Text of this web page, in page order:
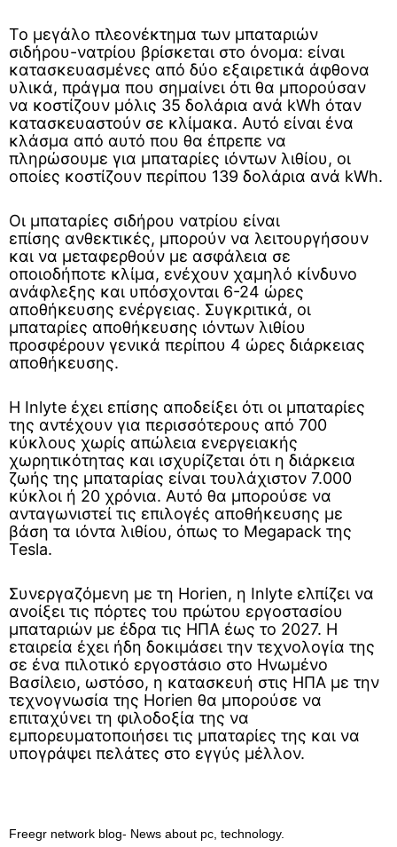
Το μεγάλο πλεονέκτημα των μπαταριών
σιδήρου-νατρίου βρίσκεται στο όνομα: είναι
κατασκευασμένες από δύο εξαιρετικά άφθονα
υλικά, πράγμα που σημαίνει ότι θα μπορούσαν
να κοστίζουν μόλις 35 δολάρια ανά kWh όταν
κατασκευαστούν σε κλίμακα. Αυτό είναι ένα
κλάσμα από αυτό που θα έπρεπε να
πληρώσουμε για μπαταρίες ιόντων λιθίου, οι
οποίες κοστίζουν περίπου 139 δολάρια ανά kWh.
Οι μπαταρίες σιδήρου νατρίου είναι
επίσης ανθεκτικές, μπορούν να λειτουργήσουν
και να μεταφερθούν με ασφάλεια σε
οποιοδήποτε κλίμα, ενέχουν χαμηλό κίνδυνο
ανάφλεξης και υπόσχονται 6-24 ώρες
αποθήκευσης ενέργειας. Συγκριτικά, οι
μπαταρίες αποθήκευσης ιόντων λιθίου
προσφέρουν γενικά περίπου 4 ώρες διάρκειας
αποθήκευσης.
Η Inlyte έχει επίσης αποδείξει ότι οι μπαταρίες
της αντέχουν για περισσότερους από 700
κύκλους χωρίς απώλεια ενεργειακής
χωρητικότητας και ισχυρίζεται ότι η διάρκεια
ζωής της μπαταρίας είναι τουλάχιστον 7.000
κύκλοι ή 20 χρόνια. Αυτό θα μπορούσε να
ανταγωνιστεί τις επιλογές αποθήκευσης με
βάση τα ιόντα λιθίου, όπως το Megapack της
Tesla.
Συνεργαζόμενη με τη Horien, η Inlyte ελπίζει να
ανοίξει τις πόρτες του πρώτου εργοστασίου
μπαταριών με έδρα τις ΗΠΑ έως το 2027. Η
εταιρεία έχει ήδη δοκιμάσει την τεχνολογία της
σε ένα πιλοτικό εργοστάσιο στο Ηνωμένο
Βασίλειο, ωστόσο, η κατασκευή στις ΗΠΑ με την
τεχνογνωσία της Horien θα μπορούσε να
επιταχύνει τη φιλοδοξία της να
εμπορευματοποιήσει τις μπαταρίες της και να
υπογράψει πελάτες στο εγγύς μέλλον.
Freegr network blog- News about pc, technology.